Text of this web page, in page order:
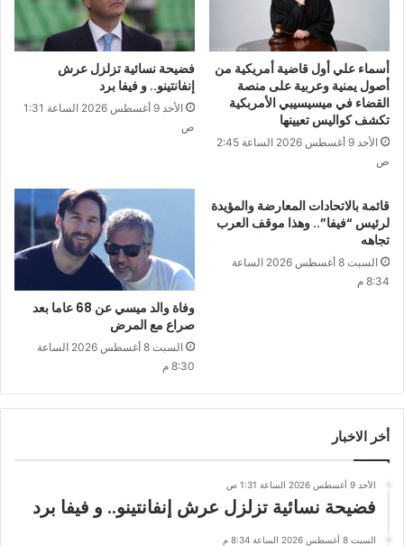
أسماء علي أول قاضية أمريكية من
أصول يمنية وعربية على منصة
القضاء في ميسيسيبي الأمربكية
تكشف كواليس تعيينها
الأحد 9 أغسطس 2026 الساعة 2:45
ص
فضيحة نسائية تزلزل عرش
إنفانتينو.. و فيفا برد
الأحد 9 أغسطس 2026 الساعة 1:31
ص
قائمة بالاتحادات المعارضة والمؤيدة
لرئيس “فيفا”.. وهذا موقف العرب
تجاهه
السبت 8 أغسطس 2026 الساعة
8:34 م
وفاة والد ميسي عن 68 عاما بعد
صراع مع المرض
السبت 8 أغسطس 2026 الساعة
8:30 م
أخر الاخبار
الأحد 9 أغسطس 2026 الساعة 1:31 ص
فضيحة نسائية تزلزل عرش إنفانتينو.. و فيفا برد
السبت 8 أغسطس 2026 الساعة 8:34 م